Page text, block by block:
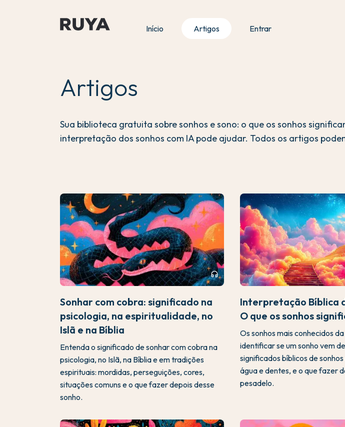
Início Artigos Entrar
Artigos
Sua biblioteca gratuita sobre sonhos e sono: o que os sonhos
interpretação dos sonhos com IA pode ajudar. Todos os artigos
headphones
Sonhar com cobra: significado na
psicologia, na espiritualidade, no
Islã e na Bíblia
Entenda o significado de sonhar com cobra na
psicologia, no Islã, na Bíblia e em tradições
espirituais: mordidas, perseguições, cores,
situações comuns e o que fazer depois desse
sonho.
Interpretação Bíblica
O que os sonhos
Os sonhos mais conhecidos
identificar se um sonho vem
significados bíblicos de
água e dentes, e o que fazer
pesadelo.